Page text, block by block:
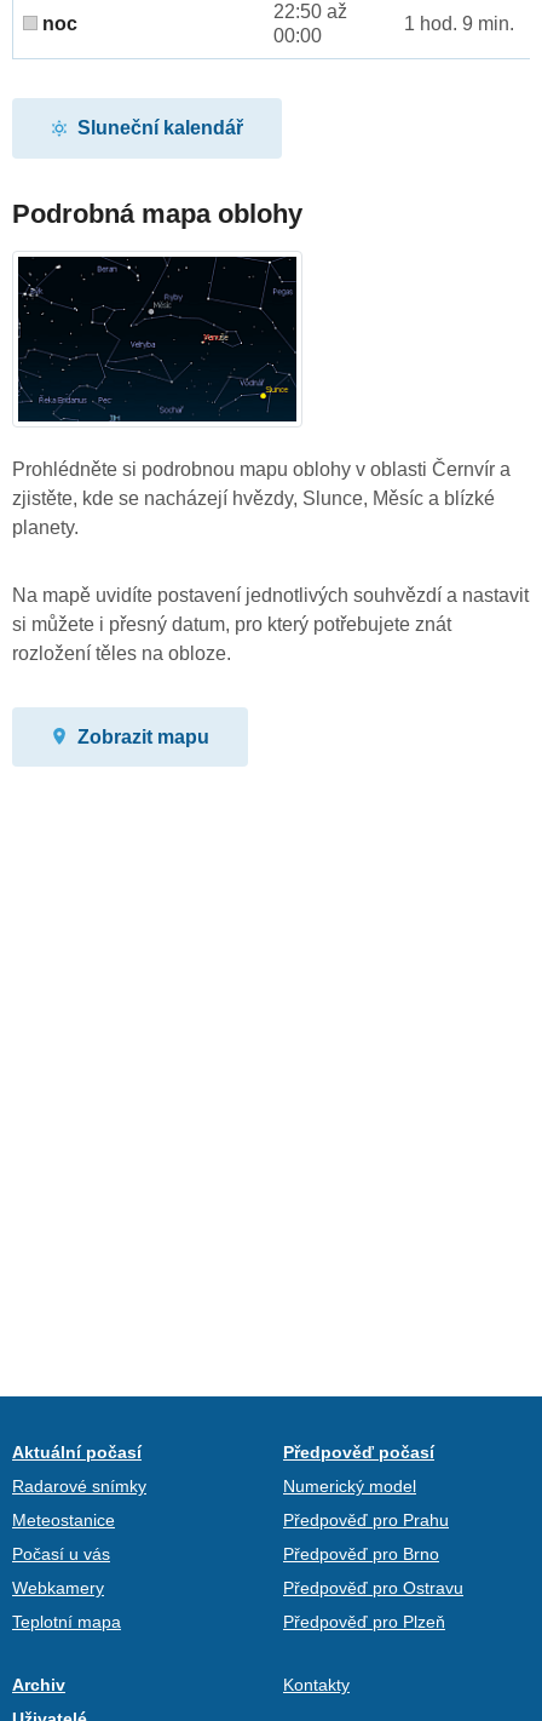
noc
22:50 až
00:00
1 hod. 9 min.
Sluneční kalendář
Podrobná mapa oblohy
Prohlédněte si podrobnou mapu oblohy v oblasti Černvír a
zjistěte, kde se nacházejí hvězdy, Slunce, Měsíc a blízké
planety.
Na mapě uvidíte postavení jednotlivých souhvězdí a nastavit
si můžete i přesný datum, pro který potřebujete znát
rozložení těles na obloze.
Zobrazit mapu
Aktuální počasí
Radarové snímky
Meteostanice
Počasí u vás
Webkamery
Teplotní mapa
Předpověď počasí
Numerický model
Předpověď pro Prahu
Předpověď pro Brno
Předpověď pro Ostravu
Předpověď pro Plzeň
Archiv
Kontakty